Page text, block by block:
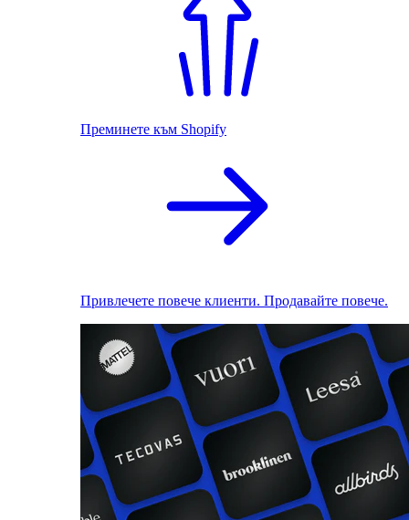
Преминете към Shopify
Привлечете повече клиенти. Продавайте повече.